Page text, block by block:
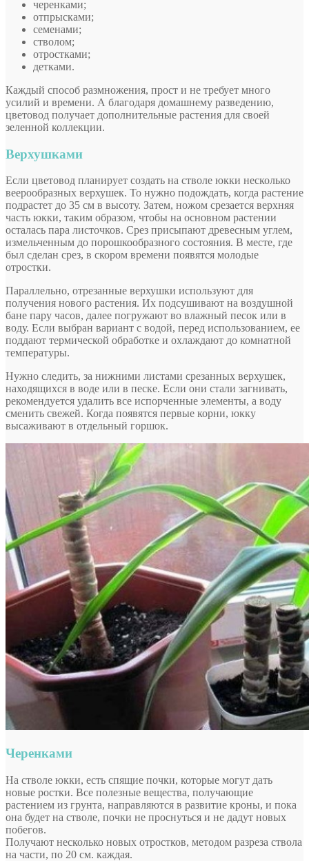
черенками;
отпрысками;
семенами;
стволом;
отростками;
детками.
Каждый способ размножения, прост и не требует много
усилий и времени. А благодаря домашнему разведению,
цветовод получает дополнительные растения для своей
зеленной коллекции.
Верхушками
Если цветовод планирует создать на стволе юкки несколько
веерообразных верхушек. То нужно подождать, когда растение
подрастет до 35 см в высоту. Затем, ножом срезается верхняя
часть юкки, таким образом, чтобы на основном растении
осталась пара листочков. Срез присыпают древесным углем,
измельченным до порошкообразного состояния. В месте, где
был сделан срез, в скором времени появятся молодые
отростки.
Параллельно, отрезанные верхушки используют для
получения нового растения. Их подсушивают на воздушной
бане пару часов, далее погружают во влажный песок или в
воду. Если выбран вариант с водой, перед использованием, ее
поддают термической обработке и охлаждают до комнатной
температуры.
Нужно следить, за нижними листами срезанных верхушек,
находящихся в воде или в песке. Если они стали загнивать,
рекомендуется удалить все испорченные элементы, а воду
сменить свежей. Когда появятся первые корни, юкку
высаживают в отдельный горшок.
Черенками
На стволе юкки, есть спящие почки, которые могут дать
новые ростки. Все полезные вещества, получающие
растением из грунта, направляются в развитие кроны, и пока
она будет на стволе, почки не проснуться и не дадут новых
побегов.
Получают несколько новых отростков, методом разреза ствола
на части, по 20 см. каждая.